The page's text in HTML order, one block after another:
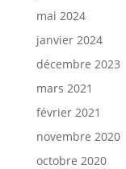
mai 2024
janvier 2024
décembre 2023
mars 2021
février 2021
novembre 2020
octobre 2020